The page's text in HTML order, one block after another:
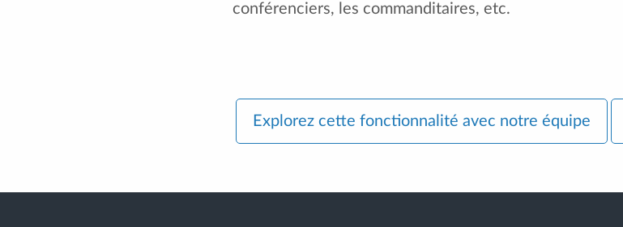
conférenciers, les commanditaires, etc.
Explorez cette fonctionnalité avec notre équipe